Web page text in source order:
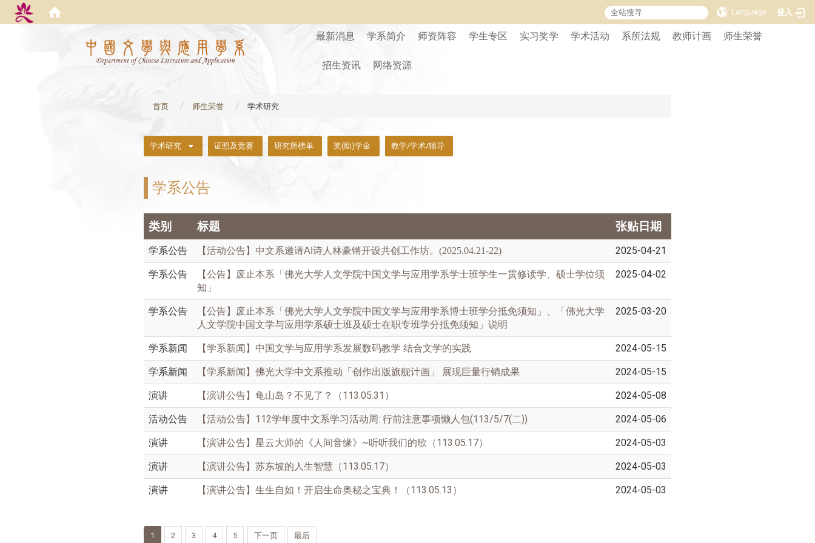
Language 登入
最新消息 学系简介 师资阵容 学生专区 实习奖学 学术活动 系所法规 教师计画 师生荣誉
招生资讯 网络资源
首页 师生荣誉 学术研究
学术研究 证照及竞赛 研究所榜单 奖(助)学金 教学/学术/辅导
学系公告
类别 标题 张贴日期
学系公告 【活动公告】 中文系邀请AI 诗人林豪锵开设共创工作坊。(2025.04.21-22) 2025-04-21
学系公告
【公告】废止本系「佛光大学人文学院中国文学与应用学系学士班学生一贯修读学、硕士学位须
知」
2025-04-02
学系公告 【公告】废止本系 「佛光大学人文学院中国文学与应用学系博士班学分抵免须知」、「佛光大学
人文学院中国文学与应用学系硕士班及硕士在职专班学分抵免须知」说明
2025-03-20
学系新闻 【学系新闻】中国文学与应用学系发展数码教学 结合文学的实践 2024-05-15
学系新闻 【学系新闻】佛光大学中文系推动「创作出版旗舰计画」 展现巨量行销成果 2024-05-15
演讲 【演讲公告】龟山岛？不见了？（113.05.31） 2024-05-08
活动公告 【活动公告】112学年度中文系学习活动周: 行前注意事项懒人包(113/5/7(二)) 2024-05-06
演讲 【演讲公告】星云大师的《人间音缘》~听听我们的歌（113.05.17） 2024-05-03
演讲 【演讲公告】苏东坡的人生智慧（113.05.17） 2024-05-03
演讲 【演讲公告】生生自如！开启生命奥秘之宝典！（113.05.13） 2024-05-03
1 2 3 4 5 下一页 最后